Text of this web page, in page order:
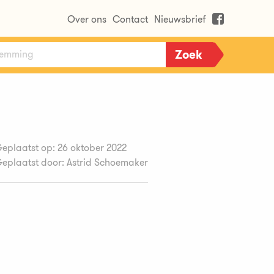
Over ons Contact Nieuwsbrief
op: 26 oktober 2022
door: Astrid Schoemaker